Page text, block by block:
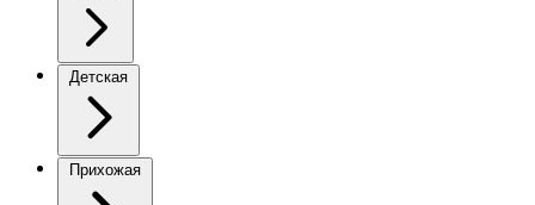
Детская
Прихожая